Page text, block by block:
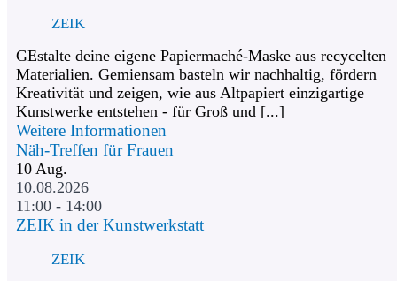
ZEIK
GEstalte deine eigene Papiermaché-Maske aus recycelten
Materialien. Gemiensam basteln wir nachhaltig, fördern
Kreativität und zeigen, wie aus Altpapiert einzigartige
Kunstwerke entstehen - für Groß und [...]
Weitere Informationen
Näh-Treffen für Frauen
10 Aug.
10.08.2026
11:00 - 14:00
ZEIK in der Kunstwerkstatt
ZEIK